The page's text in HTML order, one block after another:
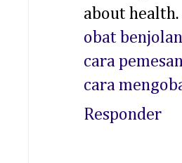
about health.
obat
cara
cara
Responder